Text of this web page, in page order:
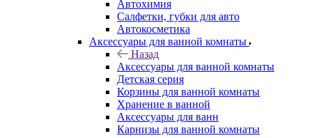
Автохимия
Салфетки, губки для авто
Автокосметика
Аксессуары для ванной комнаты
Назад
Аксессуары для ванной комнаты
Детская серия
Корзины для ванной комнаты
Хранение в ванной
Аксессуары для ванн
Карнизы для ванной комнаты